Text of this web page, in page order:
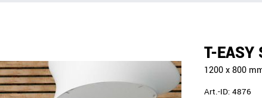
Besprechungstische
T-
1200 x 800
Art.-ID: 4876